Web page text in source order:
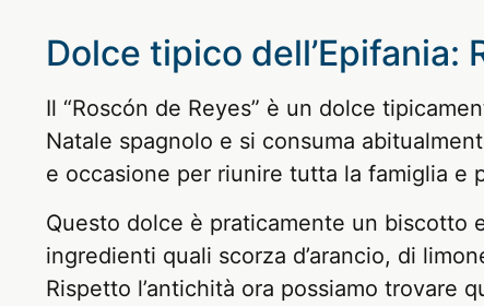
Dolce tipico dell’Epifania:
Il “Roscón de Reyes” è un dolce
Natale spagnolo e si consuma
e occasione per riunire tutta la famiglia e
Questo dolce è praticamente un biscotto
ingredienti quali scorza d’arancio, di
Rispetto l’antichità ora possiamo trovare